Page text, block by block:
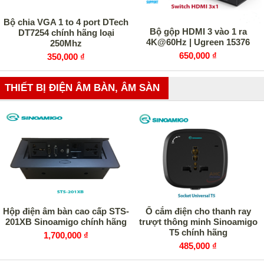
Bộ chia VGA 1 to 4 port DTech
DT7254 chính hãng loại
250Mhz
350,000 ₫
Bộ gộp HDMI 3 vào 1 ra
4K@60Hz | Ugreen 15376
650,000 ₫
THIẾT BỊ ĐIỆN ÂM BÀN, ÂM SÀN
Hộp điện âm bàn cao cấp STS-
201XB Sinoamigo chính hãng
1,700,000 ₫
Ổ cắm điện cho thanh ray
trượt thông minh Sinoamigo
T5 chính hãng
485,000 ₫